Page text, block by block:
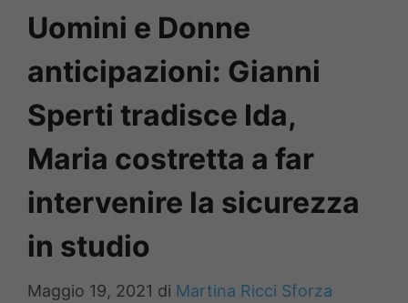
Uomini e Donne
anticipazioni: Gianni
Sperti tradisce Ida,
Maria costretta a far
intervenire la sicurezza
in studio
Maggio 19, 2021 di Martina Ricci Sforza